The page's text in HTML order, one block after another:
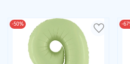
-50% -